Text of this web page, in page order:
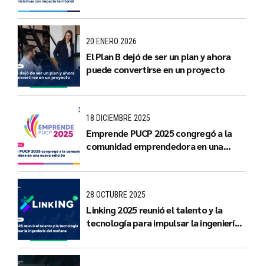
20 ENERO 2026
El Plan B dejó de ser un plan y ahora
puede convertirse en un proyecto
18 DICIEMBRE 2025
Emprende PUCP 2025 congregó a la
comunidad emprendedora en una
28 OCTUBRE 2025
Linking 2025 reunió el talento y la
tecnología para impulsar la ingeniería